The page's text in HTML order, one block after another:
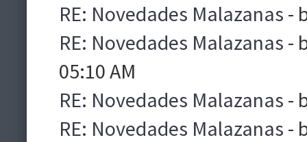
RE: Novedades Malazanas -
RE: Novedades Malazanas -
05:10 AM
RE: Novedades Malazanas -
RE: Novedades Malazanas -